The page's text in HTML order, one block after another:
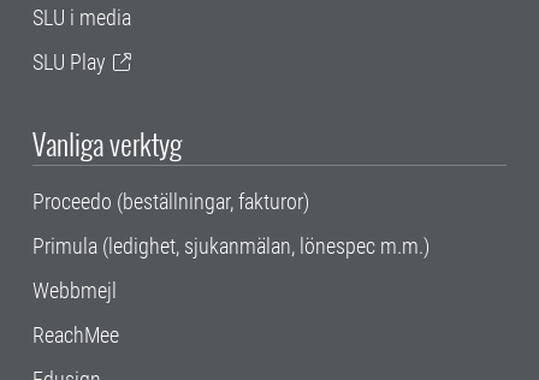
SLU i media
SLU Play
Vanliga verktyg
Proceedo (beställningar, fakturor)
Primula (ledighet, sjukanmälan, lönespec m.m.)
Webbmejl
ReachMee